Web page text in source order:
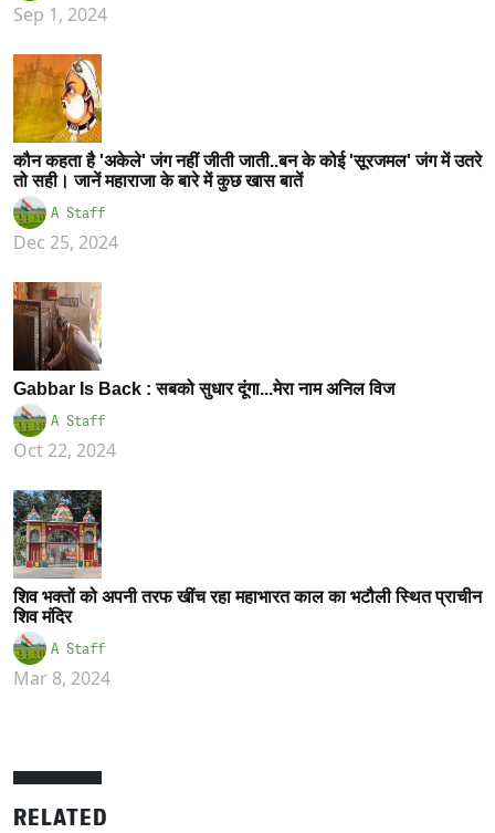
Sep 1, 2024
कौन कहता है 'अकेले' जंग नहीं जीती जाती..बन के कोई 'सूरजमल' जंग में उतरे
तो सही। जानें महाराजा के बारे में कुछ खास बातें
A Staff
Dec 25, 2024
Gabbar Is Back : सबको सुधार दूंगा...मेरा नाम अनिल विज
A Staff
Oct 22, 2024
शिव भक्तों को अपनी तरफ खींच रहा महाभारत काल का भटौली स्थित प्राचीन
शिव मंदिर
A Staff
Mar 8, 2024
RELATED